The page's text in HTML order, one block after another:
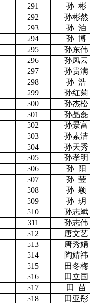
291 孙 彬
292
孙彬然
293 孙 泊
294 孙 博
295
孙东伟
296
孙凤云
297
孙贵满
298 孙 浩
299
孙红菊
300
孙杰松
301
孙晶磊
302
孙景富
303
孙素洁
304
孙天秀
305
孙孝明
306 孙 阳
307 孙 莹
308 孙 颖
309 孙 玥
310
孙志斌
311
孙志伟
312
唐文艺
313
唐秀娟
314
陶婧祎
315
田冬梅
316
田立国
317 田
苗
318
田亚彤